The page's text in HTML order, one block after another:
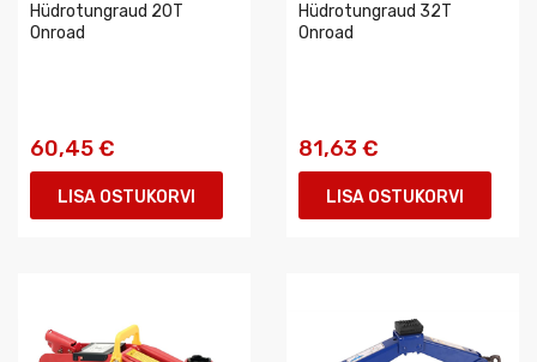
Hüdrotungraud 20T
Onroad
60,45 €
LISA OSTUKORVI
Hüdrotungraud 32T
Onroad
81,63 €
LISA OSTUKORVI